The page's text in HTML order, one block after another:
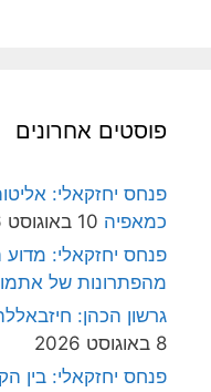
פוסטים אחרונים
פנחס יחזקאלי:
כמאפיה 10 באוגוסט 2026
פנחס יחזקאלי: מדוע
מהפתרונות של
גרשון הכהן:
8 באוגוסט 2026
פנחס יחזקאלי: בין